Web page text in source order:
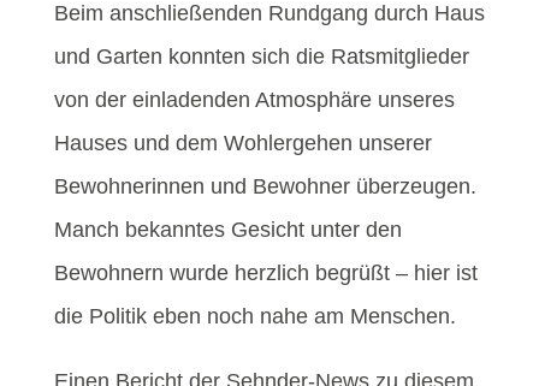
Beim anschließenden Rundgang durch Haus
und Garten konnten sich die Ratsmitglieder
von der einladenden Atmosphäre unseres
Hauses und dem Wohlergehen unserer
Bewohnerinnen und Bewohner überzeugen.
Manch bekanntes Gesicht unter den
Bewohnern wurde herzlich begrüßt – hier ist
die Politik eben noch nahe am Menschen.
Einen Bericht der Sehnder-News zu diesem